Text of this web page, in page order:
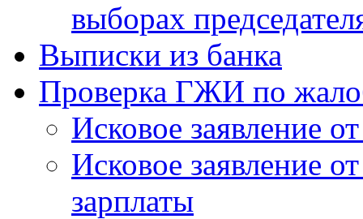
выборах
Выписки из банка
Проверка ГЖИ по
Исковое заявление
Исковое заявление
зарплаты